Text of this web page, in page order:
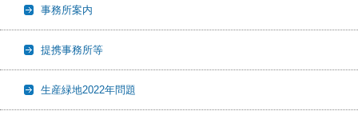
事務所案内
提携事務所等
生産緑地2022年問題